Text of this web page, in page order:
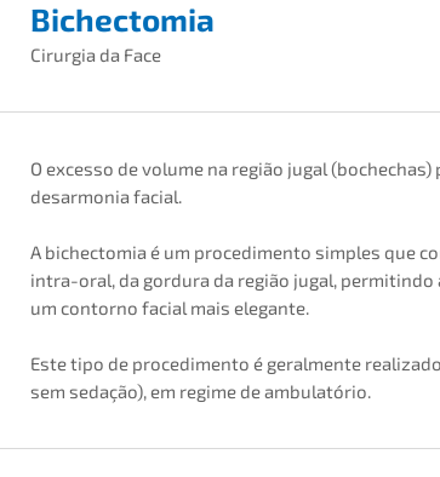
Bichectomia
Cirurgia da Face
O excesso de volume na região jugal (bochechas)
desarmonia facial.
A bichectomia é um procedimento simples que
intra-oral, da gordura da região jugal, permitindo
um contorno facial mais elegante.
Este tipo de procedimento é geralmente
sem sedação), em regime de ambulatório.